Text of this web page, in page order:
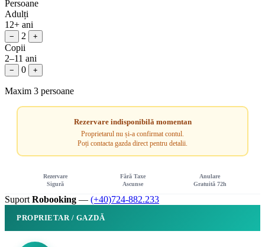
Persoane
Adulți
12+ ani
− 2 +
Copii
2–11 ani
− 0 +
Maxim 3 persoane
Rezervare indisponibilă momentan
Proprietarul nu și-a confirmat contul.
Poți contacta gazda direct pentru detalii.
Rezervare
Sigură
Fără Taxe
Ascunse
Anulare
Gratuită 72h
Suport Robooking — (+40)724-882.233
PROPRIETAR / GAZDĂ